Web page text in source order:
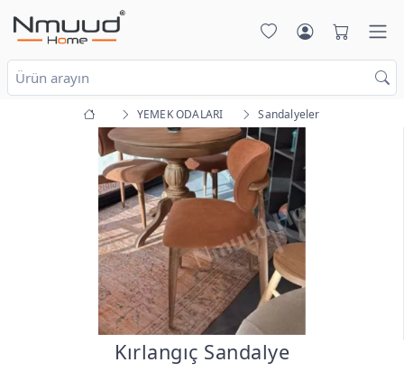
YEMEK ODALARI Sandalyeler
Kırlangıç Sandalye